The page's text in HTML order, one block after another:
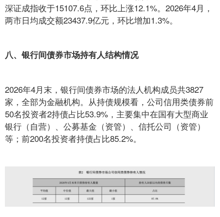
深证成指收于15107.6点，环比上涨12.1%。2026年4月，
两市日均成交额23437.9亿元，环比增加1.3%。
八、银行间债券市场持有人结构情况
2026年4月末，银行间债券市场的法人机构成员共3827
家，全部为金融机构。从持债规模看，公司信用类债券前
50名投资者2持债占比53.9%，主要集中在国有大型商业
银行（自营）、公募基金（资管）、信托公司（资管）
等；前200名投资者持债占比85.2%。